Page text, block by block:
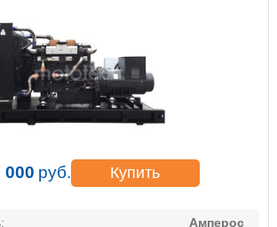
000 руб. Купить
Амперос